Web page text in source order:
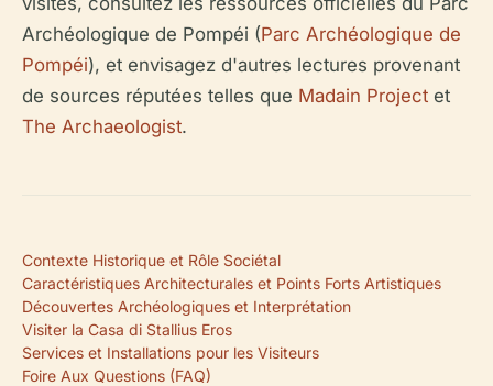
Archéologique de Pompéi (Parc Archéologique de
Pompéi), et envisagez d'autres lectures provenant
de sources réputées telles que Madain Project et
The Archaeologist.
Contexte Historique et Rôle Sociétal
Caractéristiques Architecturales et Points Forts Artistiques
Découvertes Archéologiques et Interprétation
Visiter la Casa di Stallius Eros
Services et Installations pour les Visiteurs
Foire Aux Questions (FAQ)